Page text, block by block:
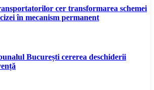
cer transformarea schemei
în mecanism permanent
București cererea deschiderii